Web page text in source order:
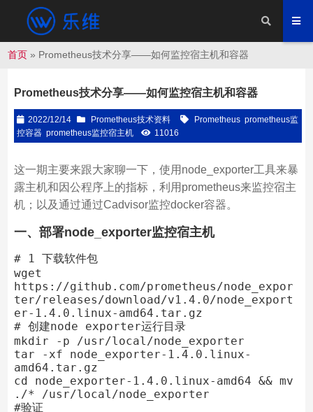
首页 » Prometheus技术分享——如何监控宿主机和容器
Prometheus技术分享——如何监控宿主机和容器
2022/12/14 Prometheus技术资料 Prometheus prometheus监
控容器 prometheus监控宿主机 11016
这一期主要来跟大家聊一下，使用node_exporter工具来暴
露主机和因公程序上的指标，利用prometheus来监控宿主
机；以及通过通过Cadvisor监控docker容器。
一、部署node_exporter监控宿主机
# 1 下载软件包
wget
https://github.com/prometheus/node_expor
ter/releases/download/v1.4.0/node_export
er-1.4.0.linux-amd64.tar.gz
# 创建node exporter运行目录
mkdir -p /usr/local/node_exporter
tar -xf node_exporter-1.4.0.linux-
amd64.tar.gz
cd node_exporter-1.4.0.linux-amd64 && mv
./* /usr/local/node_exporter
#验证